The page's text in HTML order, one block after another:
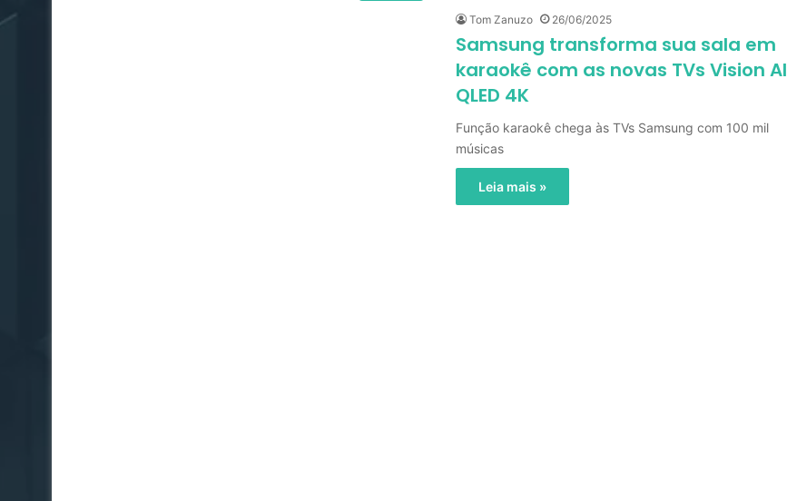
Tom Zanuzo 26/06/2025
Samsung transforma sua sala em
karaokê com as novas TVs Vision AI
QLED 4K
Função karaokê chega às TVs Samsung com 100 mil
músicas
Leia mais »